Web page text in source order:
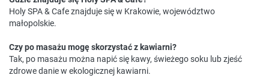
Holy SPA & Cafe znajduje się w Krakowie, województwo
małopolskie.
Czy po masażu mogę skorzystać z kawiarni?
Tak, po masażu można napić się kawy, świeżego soku lub zjeść
zdrowe danie w ekologicznej kawiarni.